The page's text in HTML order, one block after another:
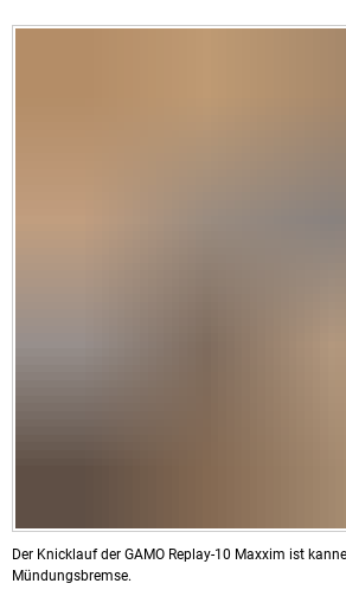
Der Knicklauf der GAMO Replay-10 Maxxim ist
Mündungsbremse.